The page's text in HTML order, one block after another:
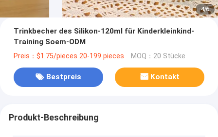
4/6
Trinkbecher des Silikon-120ml für Kinderkleinkind-
Training Soem-ODM
Preis：$1.75/pieces 20-199 pieces MOQ：20 Stücke
Bestpreis Kontakt
Produkt-Beschreibung